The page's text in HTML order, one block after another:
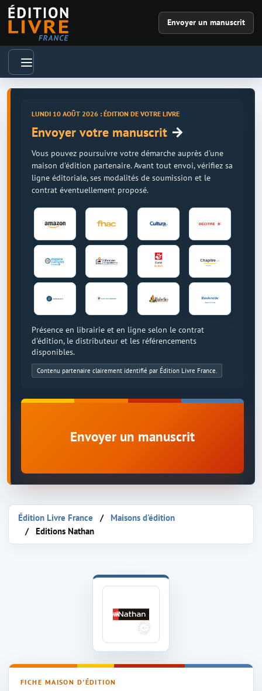
Envoyer un manuscrit
LUNDI 10 AOÛT 2026 : ÉDITION DE VOTRE LIVRE
Envoyer votre manuscrit →
Vous pouvez poursuivre votre démarche auprès d'une
maison d'édition partenaire. Avant tout envoi, vérifiez sa
ligne éditoriale, ses modalités de soumission et le
contrat éventuellement proposé.
Présence en librairie et en ligne selon le contrat
d'édition, le distributeur et les référencements
disponibles.
Contenu partenaire clairement identifié par Édition Livre France.
Envoyer un manuscrit
Édition Livre France
Maisons d'édition
Editions Nathan
Maison d'édition Nathan
FICHE MAISON D'ÉDITION